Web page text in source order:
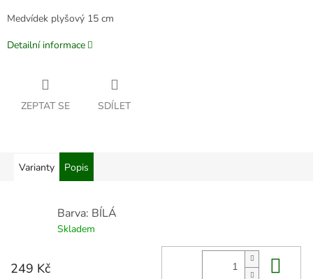
Medvídek plyšový 15 cm
Detailní informace
ZEPTAT SE SDÍLET
Varianty Popis
Barva: BÍLÁ
Skladem
249 Kč